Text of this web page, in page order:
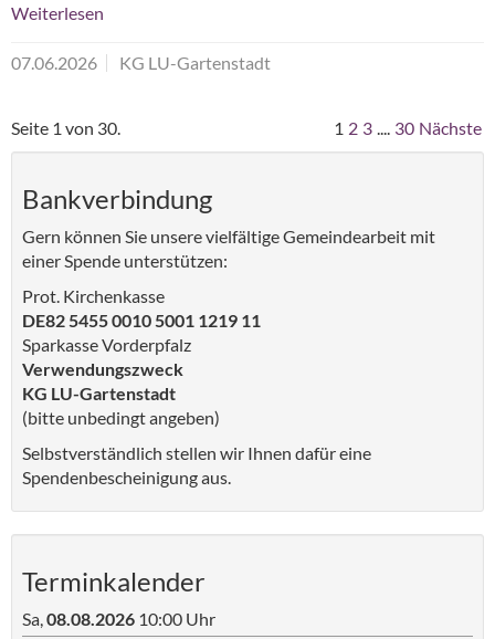
Weiterlesen
07.06.2026 KG LU-Gartenstadt
Seite 1 von 30. 1 2 3 .... 30 Nächste
Bankverbindung
Gern können Sie unsere vielfältige Gemeindearbeit mit
einer Spende unterstützen:
Prot. Kirchenkasse
DE82 5455 0010 5001 1219 11
Sparkasse Vorderpfalz
Verwendungszweck
KG LU-Gartenstadt
(bitte unbedingt angeben)
Selbstverständlich stellen wir Ihnen dafür eine
Spendenbescheinigung aus.
Terminkalender
Sa,08.08.2026 10:00 Uhr